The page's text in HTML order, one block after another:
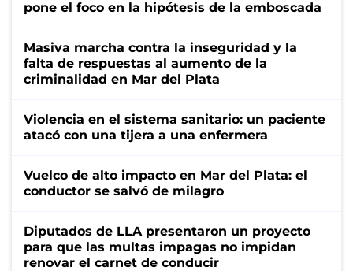
pone el foco en la hipótesis de la emboscada
Masiva marcha contra la inseguridad y la
falta de respuestas al aumento de la
criminalidad en Mar del Plata
Violencia en el sistema sanitario: un paciente
atacó con una tijera a una enfermera
Vuelco de alto impacto en Mar del Plata: el
conductor se salvó de milagro
Diputados de LLA presentaron un proyecto
para que las multas impagas no impidan
renovar el carnet de conducir